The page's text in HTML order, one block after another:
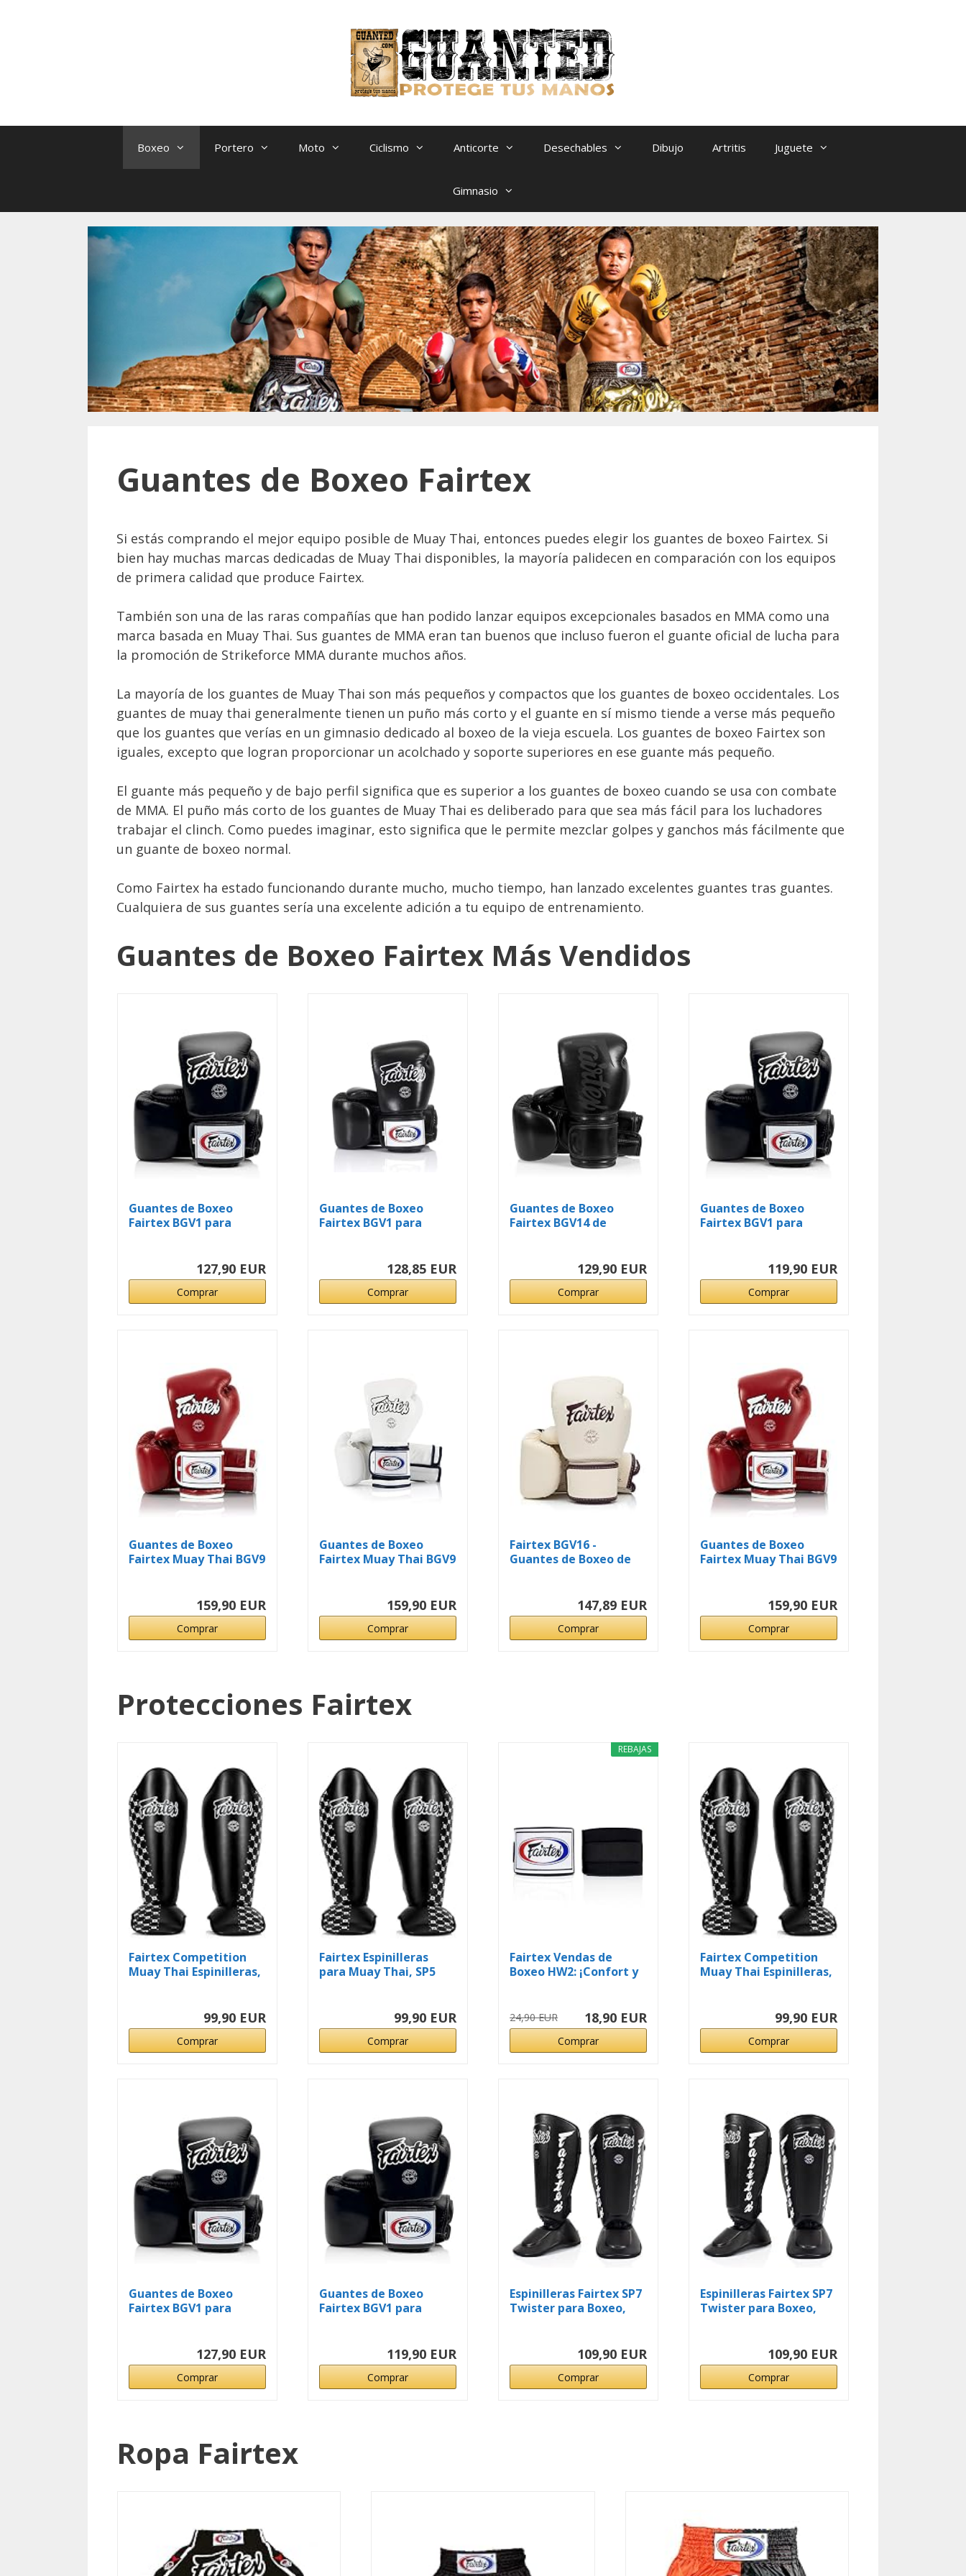
Boxeo Portero Moto Ciclismo Anticorte Desechables Dibujo Artritis Juguete
Gimnasio
Guantes de Boxeo Fairtex
Si estás comprando el mejor equipo posible de Muay Thai, entonces puedes elegir los guantes de boxeo Fairtex. Si
bien hay muchas marcas dedicadas de Muay Thai disponibles, la mayoría palidecen en comparación con los equipos
de primera calidad que produce Fairtex.
También son una de las raras compañías que han podido lanzar equipos excepcionales basados ​​en MMA como una
marca basada en Muay Thai. Sus guantes de MMA eran tan buenos que incluso fueron el guante oficial de lucha para
la promoción de Strikeforce MMA durante muchos años.
La mayoría de los guantes de Muay Thai son más pequeños y compactos que los guantes de boxeo occidentales. Los
guantes de muay thai generalmente tienen un puño más corto y el guante en sí mismo tiende a verse más pequeño
que los guantes que verías en un gimnasio dedicado al boxeo de la vieja escuela. Los guantes de boxeo Fairtex son
iguales, excepto que logran proporcionar un acolchado y soporte superiores en ese guante más pequeño.
El guante más pequeño y de bajo perfil significa que es superior a los guantes de boxeo cuando se usa con combate
de MMA. El puño más corto de los guantes de Muay Thai es deliberado para que sea más fácil para los luchadores
trabajar el clinch. Como puedes imaginar, esto significa que le permite mezclar golpes y ganchos más fácilmente que
un guante de boxeo normal.
Como Fairtex ha estado funcionando durante mucho, mucho tiempo, han lanzado excelentes guantes tras guantes.
Cualquiera de sus guantes sería una excelente adición a tu equipo de entrenamiento.
Guantes de Boxeo Fairtex Más Vendidos
Guantes de Boxeo
Fairtex BGV1 para
127,90 EUR
Comprar
Guantes de Boxeo
Fairtex BGV1 para
128,85 EUR
Comprar
Guantes de Boxeo
Fairtex BGV14 de
129,90 EUR
Comprar
Guantes de Boxeo
Fairtex BGV1 para
119,90 EUR
Comprar
Guantes de Boxeo
Fairtex Muay Thai BGV9
159,90 EUR
Comprar
Guantes de Boxeo
Fairtex Muay Thai BGV9
159,90 EUR
Comprar
Fairtex BGV16 -
Guantes de Boxeo de
147,89 EUR
Comprar
Guantes de Boxeo
Fairtex Muay Thai BGV9
159,90 EUR
Comprar
Protecciones Fairtex
Fairtex Competition
Muay Thai Espinilleras,
99,90 EUR
Comprar
Fairtex Espinilleras
para Muay Thai, SP5
99,90 EUR
Comprar
REBAJAS
Fairtex Vendas de
Boxeo HW2: ¡Confort y
24,90 EUR 18,90 EUR
Comprar
Fairtex Competition
Muay Thai Espinilleras,
99,90 EUR
Comprar
Guantes de Boxeo
Fairtex BGV1 para
127,90 EUR
Comprar
Guantes de Boxeo
Fairtex BGV1 para
119,90 EUR
Comprar
Espinilleras Fairtex SP7
Twister para Boxeo,
109,90 EUR
Comprar
Espinilleras Fairtex SP7
Twister para Boxeo,
109,90 EUR
Comprar
Ropa Fairtex